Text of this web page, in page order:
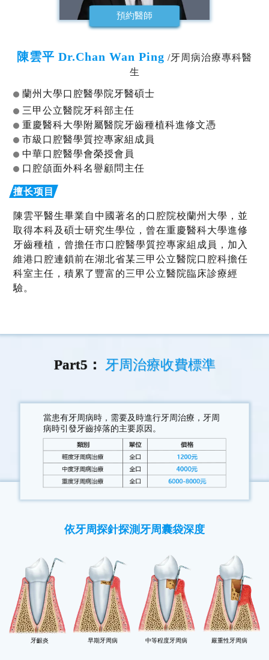
預約醫師
陳雲平 Dr.Chan Wan Ping /牙周病治療專科醫
生
蘭州大學口腔醫學院牙醫碩士
三甲公立醫院牙科部主任
重慶醫科大學附屬醫院牙齒種植科進修文憑
市級口腔醫學質控專家組成員
中華口腔醫學會榮授會員
口腔頜面外科名譽顧問主任
陳雲平醫生畢業自中國著名的口腔院校蘭州大學，並
取得本科及碩士研究生學位，曾在重慶醫科大學進修
牙齒種植，曾擔任市口腔醫學質控專家組成員，加入
維港口腔連鎖前在湖北省某三甲公立醫院口腔科擔任
科室主任，積累了豐富的三甲公立醫院臨床診療經
驗。
Part5： 牙周治療收費標準
依牙周探針探測牙周囊袋深度
牙齦炎 早期牙周病 中等程度牙周病 嚴重性牙周病
當患有牙周病時，需要及時進行牙周治療，牙周
病時引發牙齒掉落的主要原因。